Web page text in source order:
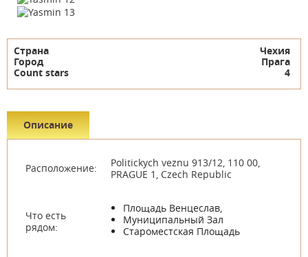
Страна
Чехия
Город
Прага
Count stars
4
Описание
Расположение:
Politickych veznu 913/12, 110 00,
PRAGUE 1, Czech Republic
Что есть
рядом:
Площадь Венцеслав,
Муниципальный Зал
Староместская Площадь